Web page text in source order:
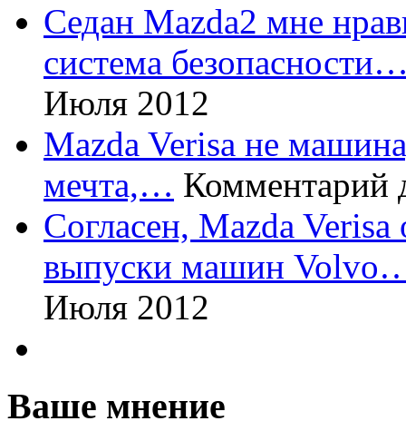
Седан Mazda2 мне
система
Июля 2012
Mazda Verisa не
мечта,… Комментарий
Согласен, Mazda
выпуски машин
Июля 2012
Ваше мнение